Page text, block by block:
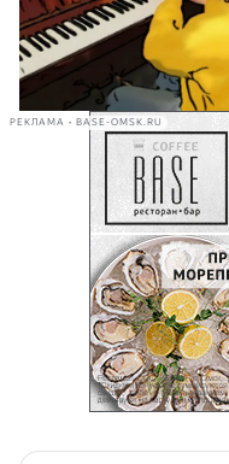
РЕКЛАМА • BASE-OMSK.RU